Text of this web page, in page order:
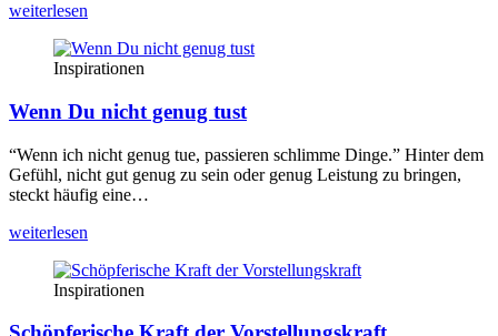
wei­ter­le­sen
Inspirationen
Wenn Du nicht genug tust
“Wenn ich nicht genug tue, pas­sie­ren schlim­me Din­ge.” Hin­ter dem
Gefühl, nicht gut genug zu sein oder genug Leis­tung zu brin­gen,
steckt häu­fig eine…
wei­ter­le­sen
Inspirationen